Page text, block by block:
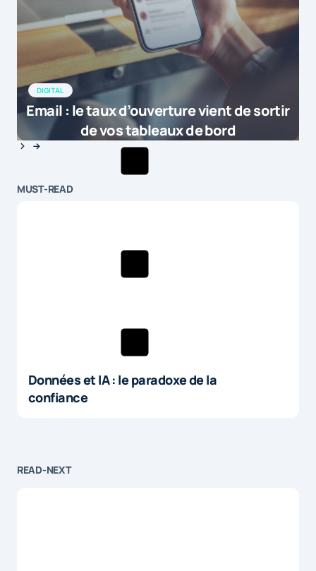
DIGITAL
Email : le taux d’ouverture vient de sortir
de vos tableaux de bord
MUST-READ
Données et IA : le paradoxe de la
confiance
READ-NEXT